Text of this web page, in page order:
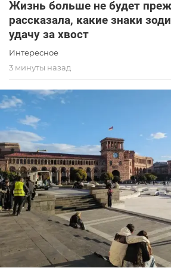
Жизнь больше не будет
рассказала, какие знаки
удачу за хвост
Интересное
3 минуты назад